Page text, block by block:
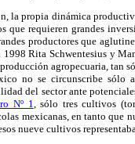
la propia dinámica
que requieren grandes
productores que
Rita Schwentesius y
agropecuaria, tan
no se circunscribe sólo
del sector ante
Nº 1
, sólo tres cultivos
mexicanas, en tanto que
nueve cultivos